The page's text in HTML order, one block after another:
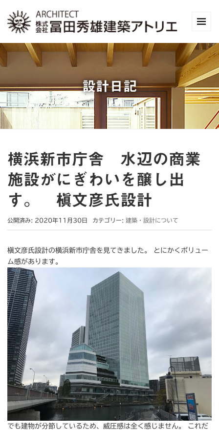
設計日記
横浜新市庁舎 水辺の商業
施設がにぎわいを醸し出
す。 槇文彦氏設計
公開済み: 2020年11月30日 カテゴリー: 建築・設計について
槇文彦氏設計の横浜新市庁舎を見てきました。 とにかくボリュー
ム感があります。
でも建物が分節しているため、威圧感は全く感じません。 これだ